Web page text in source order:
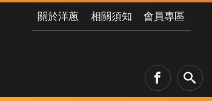
關於洋蔥 相關須知 會員專區